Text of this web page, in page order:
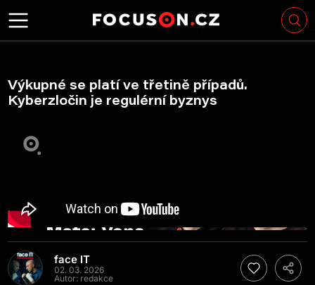
Výkupné se platí ve třetině případů.
Kyberzločin je regulérní byznys
face IT
02. 03. 2026
Autor: redakce